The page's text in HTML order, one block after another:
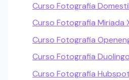
Curso Fotografia
Curso Fotografia Miriada
Curso Fotografia
Curso Fotografia Duolingo
Curso Fotografia